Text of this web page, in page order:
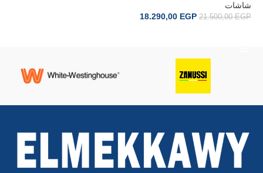
شاشات
21.500,00EGP
18.290,00 EGP